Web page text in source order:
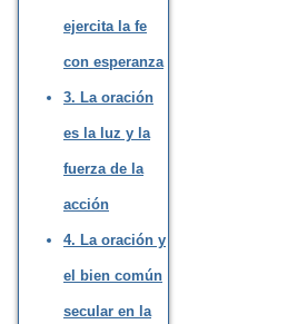
ejercita la fe
con esperanza
3. La oración
es la luz y la
fuerza de la
acción
4. La oración y
el bien común
secular en la